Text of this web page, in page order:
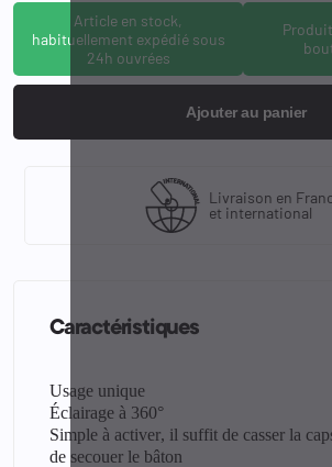
Article en stock,
habituellement expédié sous
24h ouvrées
Ajouter au panier
Livraison en
et international
Caractéristiques
Usage unique
Éclairage à 360°
Simple à activer, il suffit de casser la
de secouer le bâton